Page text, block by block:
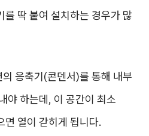
딱 붙여 설치하는 경우가 많
응축기(콘덴서)를 통해 내부
야 하는데, 이 공간이 최소
면 열이 갇히게 됩니다.